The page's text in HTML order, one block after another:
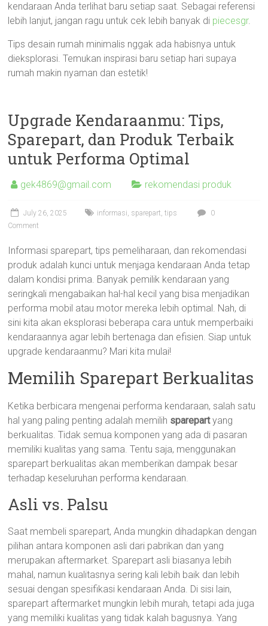
kendaraan Anda terlihat baru setiap saat. Sebagai referensi
lebih lanjut, jangan ragu untuk cek lebih banyak di piecesgr.
Tips desain rumah minimalis nggak ada habisnya untuk
dieksplorasi. Temukan inspirasi baru setiap hari supaya
rumah makin nyaman dan estetik!
Upgrade Kendaraanmu: Tips,
Sparepart, dan Produk Terbaik
untuk Performa Optimal
gek4869@gmail.com rekomendasi produk
July 26, 2025 informasi, sparepart,tips
0
Comment
Informasi sparepart, tips pemeliharaan, dan rekomendasi
produk adalah kunci untuk menjaga kendaraan Anda tetap
dalam kondisi prima. Banyak pemilik kendaraan yang
seringkali mengabaikan hal-hal kecil yang bisa menjadikan
performa mobil atau motor mereka lebih optimal. Nah, di
sini kita akan eksplorasi beberapa cara untuk memperbaiki
kendaraannya agar lebih bertenaga dan efisien. Siap untuk
upgrade kendaraanmu? Mari kita mulai!
Memilih Sparepart Berkualitas
Ketika berbicara mengenai performa kendaraan, salah satu
hal yang paling penting adalah memilih sparepartyang
berkualitas. Tidak semua komponen yang ada di pasaran
memiliki kualitas yang sama. Tentu saja, menggunakan
sparepart berkualitas akan memberikan dampak besar
terhadap keseluruhan performa kendaraan.
Asli vs. Palsu
Saat membeli sparepart, Anda mungkin dihadapkan dengan
pilihan antara komponen asli dari pabrikan dan yang
merupakan aftermarket. Sparepart asli biasanya lebih
mahal, namun kualitasnya sering kali lebih baik dan lebih
sesuai dengan spesifikasi kendaraan Anda. Di sisi lain,
sparepart aftermarket mungkin lebih murah, tetapi ada juga
yang memiliki kualitas yang tidak kalah bagusnya. Yang